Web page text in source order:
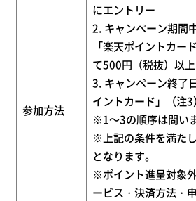
参加方法
にエントリー
2. キャンペーン期間
「楽天ポイントカー
て500円（税抜）以
3. キャンペーン終了
イントカード」（注
※1～3の順序は問い
※上記の条件を満た
となります。
※ポイント進呈対象
ービス・決済方法・